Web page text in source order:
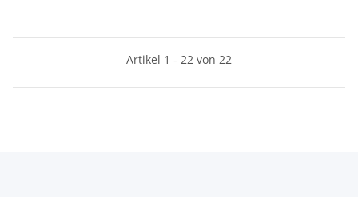
Artikel 1 - 22 von 22